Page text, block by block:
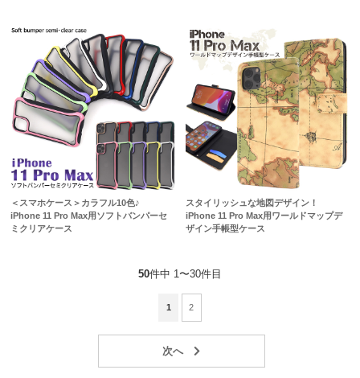
＜スマホケース＞カラフル10色♪
iPhone 11 Pro Max用ソフトバンパーセ
ミクリアケース
スタイリッシュな地図デザイン！
iPhone 11 Pro Max用ワールドマップデ
ザイン手帳型ケース
50件中 1〜30件目
1 2